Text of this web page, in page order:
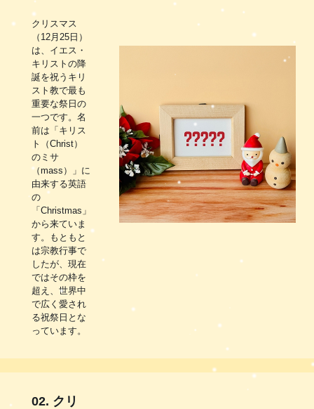
クリスマス
（12月25日）
は、イエス・
キリストの降
誕を祝うキリ
スト教で最も
重要な祭日の
一つです。名
前は「キリス
ト（Christ）
のミサ
（mass）」に
由来する英語
の
「Christmas」
から来ていま
す。もともと
は宗教行事で
したが、現在
ではその枠を
超え、世界中
で広く愛され
る祝祭日とな
っています。
02. クリ